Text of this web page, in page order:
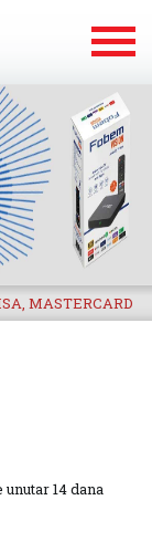
MASTERCARD
14 dana